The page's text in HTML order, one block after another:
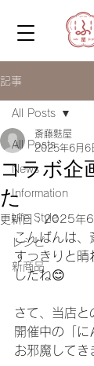
記事
All Posts
News
Information
Life Style
レシピ
新商品
All Posts
コラボ企
た
斎藤麩屋
2025年6月6
更新日：2025年6
こんばんは、
すっきりと晴
したね😊
さて、当店と
開催中の「
お邪魔してき